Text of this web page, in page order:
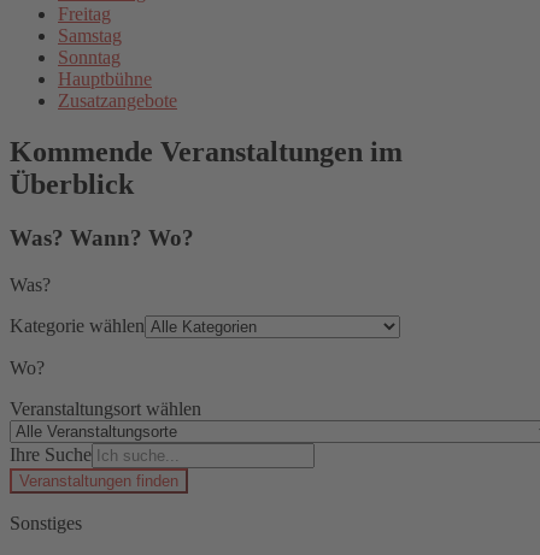
Freitag
Samstag
Sonntag
Hauptbühne
Zusatzangebote
Kommende Veranstaltungen im
Überblick
Was? Wann? Wo?
Was?
Kategorie wählen
Wo?
Veranstaltungsort wählen
Ihre Suche
Veranstaltungen finden
Sonstiges